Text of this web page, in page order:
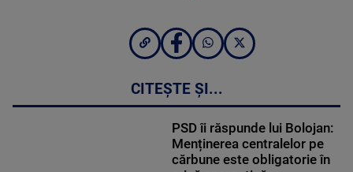
CITEȘTE ȘI...
PSD îi răspunde lui Bolojan:
Menținerea centralelor pe
cărbune este obligatorie în